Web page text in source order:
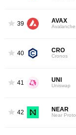
39 AVAX
Avalanche
40 CRO
Cronos
41 UNI
Uniswap
42 NEAR
Near